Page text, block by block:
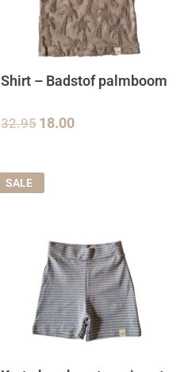
Shirt – Badstof palmboom
32.95 18.00
SALE